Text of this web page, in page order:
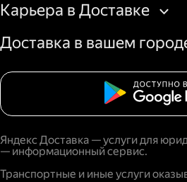
Карьера в Доставке
Доставка в вашем
Яндекс Доставка — услуги для
— информационный сервис.
Транспортные и иные услуги